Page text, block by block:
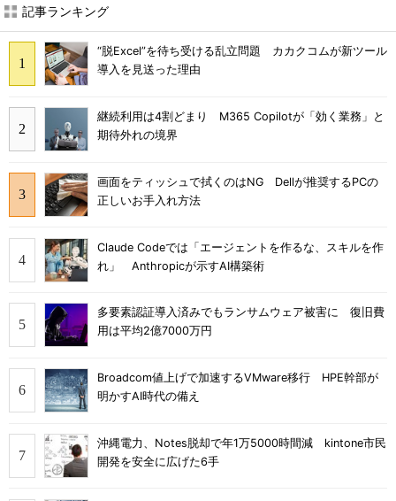
記事ランキング
“脱Excel”を待ち受ける乱立問題 カカクコムが新ツール
導入を見送った理由
継続利用は4割どまり M365 Copilotが「効く業務」と
期待外れの境界
画面をティッシュで拭くのはNG Dellが推奨するPCの
正しいお手入れ方法
Claude Codeでは「エージェントを作るな、スキルを作
れ」 Anthropicが示すAI構築術
多要素認証導入済みでもランサムウェア被害に 復旧費
用は平均2億7000万円
Broadcom値上げで加速するVMware移行 HPE幹部が
明かすAI時代の備え
沖縄電力、Notes脱却で年1万5000時間減 kintone市民
開発を安全に広げた6手